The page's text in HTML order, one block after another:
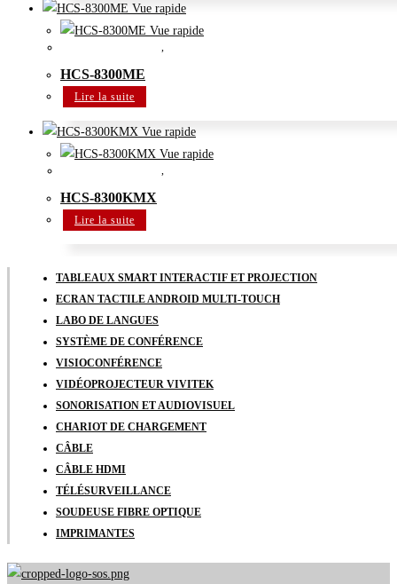
Vue rapide
Vue rapide
HCS-8300ME
Lire la suite
Vue rapide
Vue rapide
,
HCS-8300KMX
Lire la suite
TABLEAUX SMART INTERACTIF ET PROJECTION
ECRAN TACTILE ANDROID MULTI-TOUCH
LABO DE LANGUES
SYSTÈME DE CONFÉRENCE
VISIOCONFÉRENCE
VIDÉOPROJECTEUR VIVITEK
SONORISATION ET AUDIOVISUEL
CHARIOT DE CHARGEMENT
CÂBLE
CÂBLE HDMI
TÉLÉSURVEILLANCE
SOUDEUSE FIBRE OPTIQUE
IMPRIMANTES